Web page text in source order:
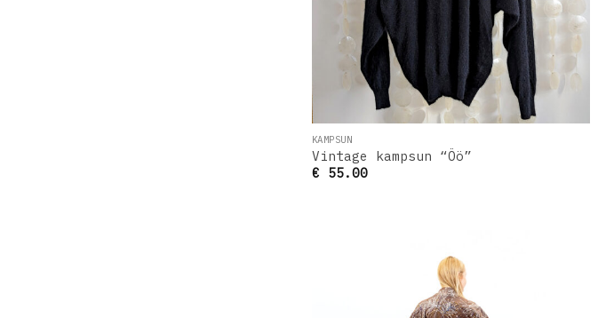
KAMPSUN
Vintage kampsun “Öö”
€ 55.00